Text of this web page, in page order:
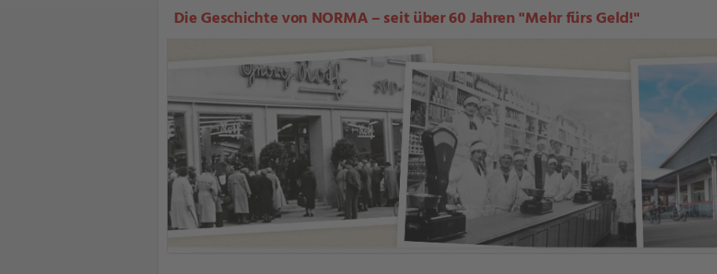
Die Geschichte von NORMA – seit über 60 Jahren "Mehr fürs Geld!"